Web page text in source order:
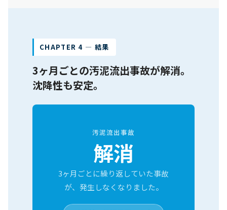
CHAPTER 4 ― 結果
3ヶ月ごとの汚泥流出事故が解消。
沈降性も安定。
汚泥流出事故
解消
3ヶ月ごとに繰り返していた事故
が、発生しなくなりました。